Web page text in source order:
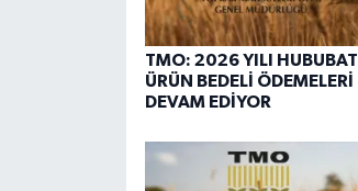
TMO: 2026 YILI HUBUBAT
ÜRÜN BEDELİ ÖDEMELERİ
DEVAM EDİYOR